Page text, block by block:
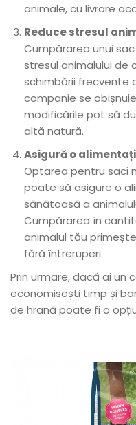
animale, cu livrare
Reduce stresul
Cumpărarea unui
stresul animalului de
schimbării frecvente
companie se
modificările pot să
altă natură.
Asigură o
Optarea pentru saci
poate să asigure o
sănătoasă a
Cumpărarea în
animalul tău
fără întreruperi.
Prin urmare, dacă ai un
economisești timp și
de hrană poate fi o